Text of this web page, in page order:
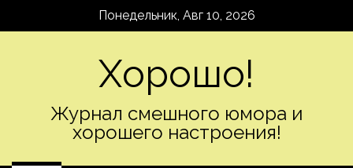
Понедельник, Авг 10, 2026
Хорошо!
Журнал смешного юмора и
хорошего настроения!